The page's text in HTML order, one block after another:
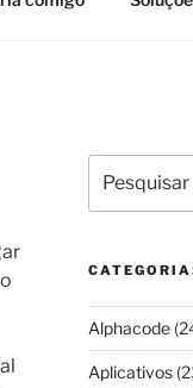
por:
Alphacode
Aplicativos